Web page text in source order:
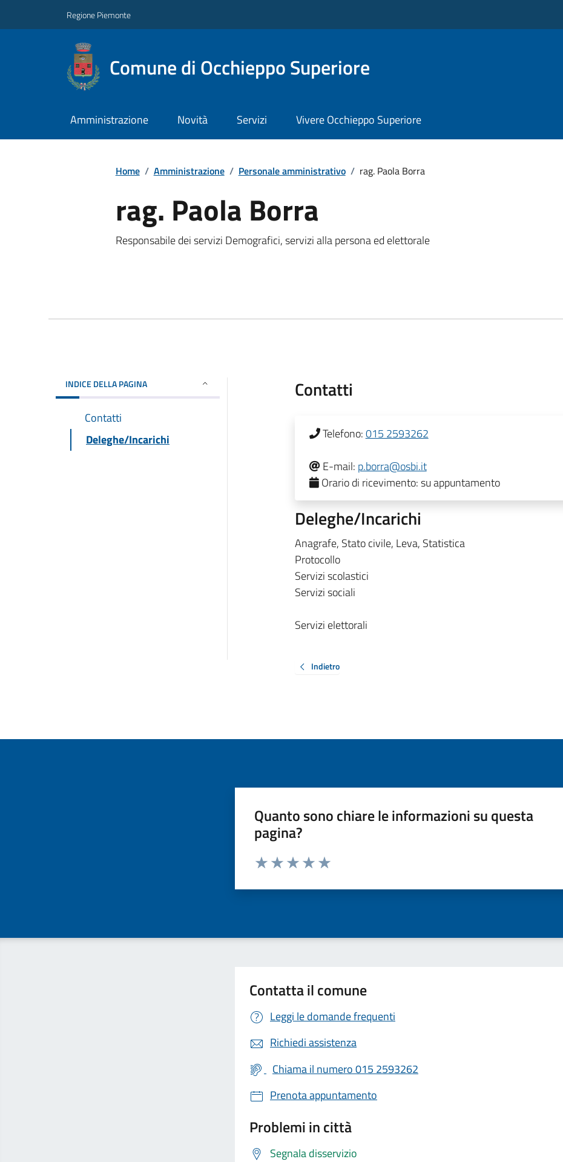
Regione Piemonte
Comune di Occhieppo Superiore
Amministrazione Novità Servizi Vivere Occhieppo Superiore
Home / Amministrazione / Personale amministrativo / rag. Paola Borra
rag. Paola Borra
Responsabile dei servizi Demografici, servizi alla persona ed elettorale
INDICE DELLA PAGINA
Contatti
Deleghe/Incarichi
Contatti
Telefono:015 2593262
E-mail: p.borra@osbi.it
Orario di ricevimento:su appuntamento
Deleghe/Incarichi
Anagrafe, Stato civile, Leva, Statistica
Protocollo
Servizi scolastici
Servizi sociali
Servizi elettorali
Indietro
Quanto sono chiare le informazioni su questa
pagina?
Valuta da 1 a 5 stelle la pagina
Contatta il comune
Leggi le domande frequenti
Richiedi assistenza
Chiama il numero 015 2593262
Prenota appuntamento
Problemi in città
Segnala disservizio